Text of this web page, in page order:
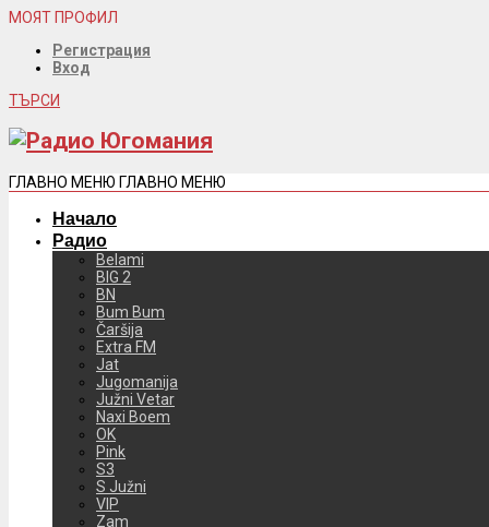
МОЯТ ПРОФИЛ
Регистрация
Вход
ТЪРСИ
ГЛАВНО МЕНЮ ГЛАВНО МЕНЮ
Начало
Радио
Belami
BIG 2
BN
Bum Bum
Čaršija
Extra FM
Jat
Jugomanija
Južni Vetar
Naxi Boem
OK
Pink
S3
S Južni
VIP
Zam